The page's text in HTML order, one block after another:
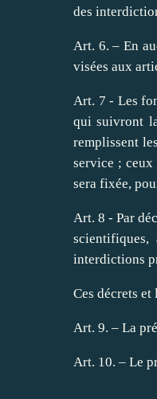
des
Art. 6. – En
visées aux
Art. 7 - Les
qui suivront
remplissent
service ; ceux
sera fixée,
Art. 8 - Par
interdictions
Ces décrets
Art. 9. – La
Art. 10. – Le